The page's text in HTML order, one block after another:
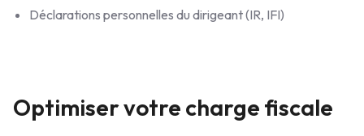
Déclarations personnelles du dirigeant (IR, IFI)
Optimiser votre charge fiscale